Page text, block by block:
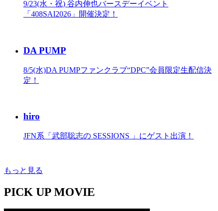
9/23(水・祝) 谷内伸也バースデーイベント
「408SAI2026」開催決定！
DA PUMP
8/5(水)DA PUMPファンクラブ“DPC”会員限定生配信決
定！
hiro
JFN系「武部聡志の SESSIONS 」にゲスト出演！
もっと見る
PICK UP MOVIE